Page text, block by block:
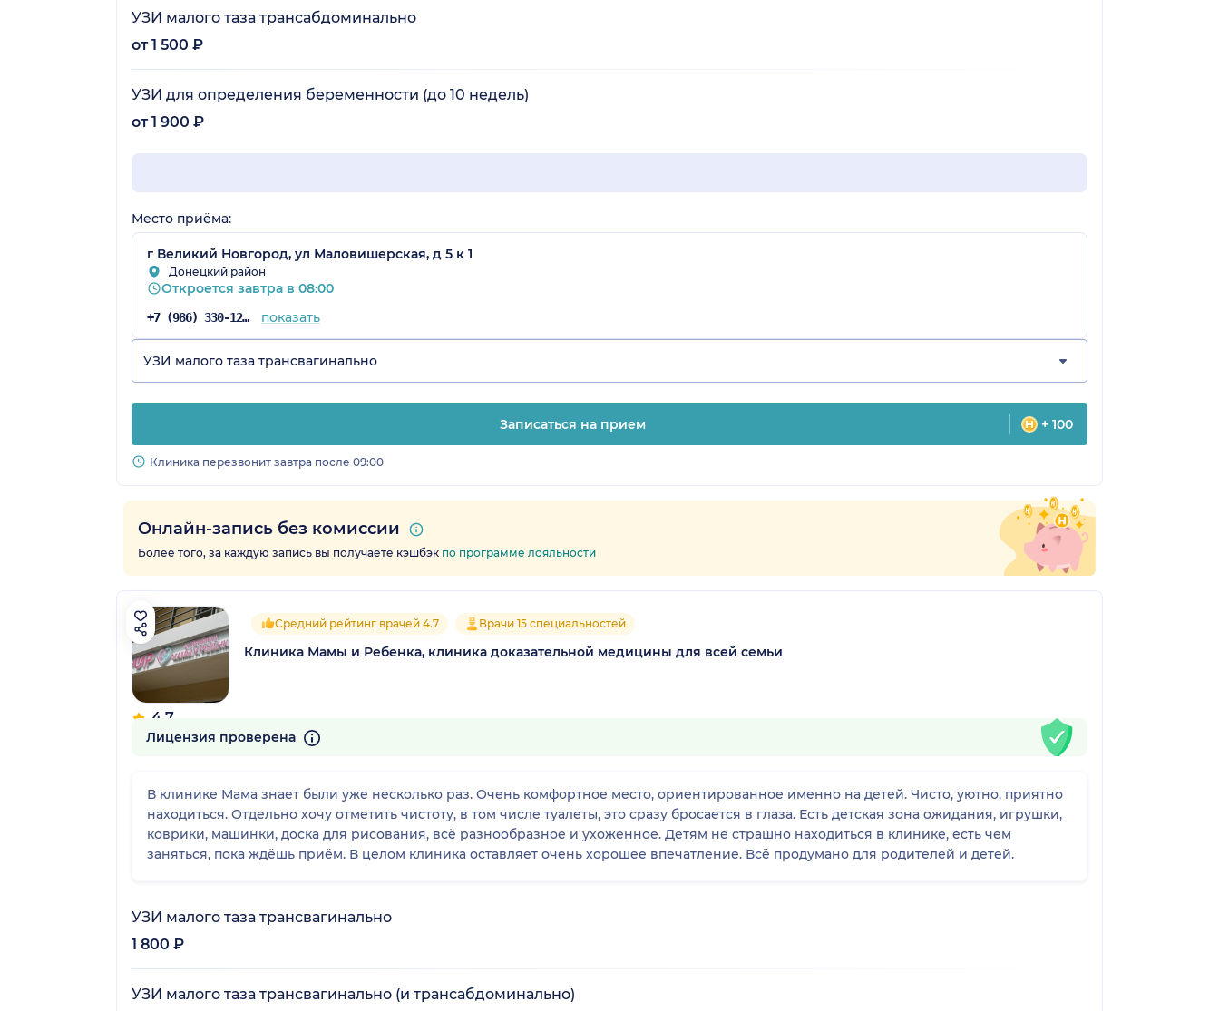
УЗИ малого таза трансабдоминально
от 1 500 ₽
УЗИ для определения беременности (до 10 недель)
от 1 900 ₽
Место приёма:
г Великий Новгород, ул Маловишерская, д 5 к 1
Донецкий район
Откроется завтра в 08:00
+7 (986) 330-12-67 показать
УЗИ малого таза трансвагинально
Записаться на прием + 100
Клиника перезвонит завтра после 09:00
Онлайн-запись без комиссии
Более того, за каждую запись вы получаете кэшбэк по программе лояльности
4.7
12 отзывов
Средний рейтинг врачей 4.7 Врачи 15 специальностей
Клиника Мамы и Ребенка, клиника доказательной медицины для всей семьи
Лицензия проверена
В клинике Мама знает были уже несколько раз. Очень комфортное место, ориентированное именно на детей. Чисто, уютно, приятно
находиться. Отдельно хочу отметить чистоту, в том числе туалеты, это сразу бросается в глаза. Есть детская зона ожидания, игрушки,
коврики, машинки, доска для рисования, всё разнообразное и ухоженное. Детям не страшно находиться в клинике, есть чем
заняться, пока ждёшь приём. В целом клиника оставляет очень хорошее впечатление. Всё продумано для родителей и детей.
УЗИ малого таза трансвагинально
1 800 ₽
УЗИ малого таза трансвагинально (и трансабдоминально)